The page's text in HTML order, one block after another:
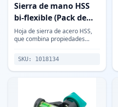
Sierra de mano HSS
bi-flexible (Pack de
100 uds.)
Hoja de sierra de acero HSS,
que combina propiedades
debe a que la hoja tiene dos
zonas de d
SKU: 1018134